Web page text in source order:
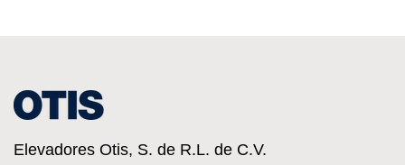
Elevadores Otis, S. de R.L. de C.V.